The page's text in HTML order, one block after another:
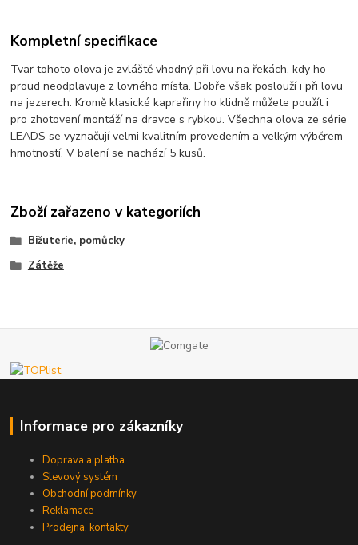
Kompletní specifikace
Tvar tohoto olova je zvláště vhodný při lovu na řekách, kdy ho
proud neodplavuje z lovného místa. Dobře však poslouží i při lovu
na jezerech. Kromě klasické kaprařiny ho klidně můžete použít i
pro zhotovení montáží na dravce s rybkou. Všechna olova ze série
LEADS se vyznačují velmi kvalitním provedením a velkým výběrem
hmotností. V balení se nachází 5 kusů.
Zboží zařazeno v kategoriích
Bižuterie, pomůcky
Zátěže
Informace pro zákazníky
Doprava a platba
Slevový systém
Obchodní podmínky
Reklamace
Prodejna, kontakty